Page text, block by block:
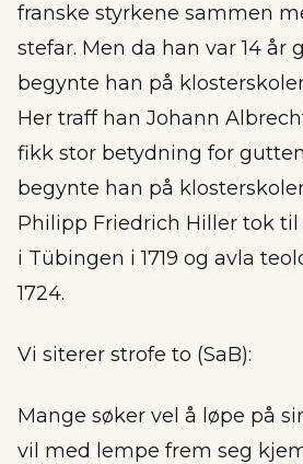
franske styrkene sammen
stefar. Men da han var 14 år
begynte han på
Her traff han Johann
fikk stor betydning for gutten.
begynte han på
Philipp Friedrich Hiller tok
i Tübingen i 1719 og avla
1724.
Vi siterer strofe to (SaB):
Mange søker vel å løpe på
vil med lempe frem seg